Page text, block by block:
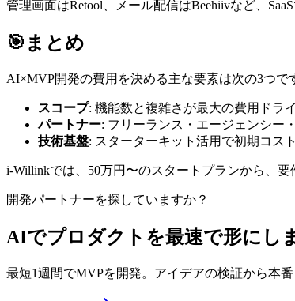
管理画面はRetool、メール配信はBeehiivなど、
🎯 まとめ
AI×MVP開発の費用を決める主な要素は次の3つで
スコープ: 機能数と複雑さが最大の費用ドラ
パートナー: フリーランス・エージェンシー
技術基盤: スターターキット活用で初期コス
i-Willinkでは、50万円〜のスタートプランから、
開発パートナーを探していますか？
AIでプロダクトを最速で形にし
最短1週間でMVPを開発。アイデアの検証から本